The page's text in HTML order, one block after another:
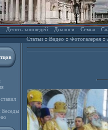
::Десять заповедей::Диалоги::Семья::
Статьи::Видео ::Фотогалерея::
Беседы